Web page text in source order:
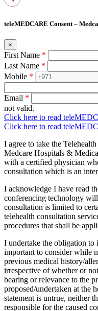
teleMEDCARE Consent –
×
First Name *
Last Name *
Mobile *
Email *
not valid.
Click here to read
Click here to read
I agree to take the
Medcare Hospitals &
with a certified physician
consultation which is an
I acknowledge I have read
conferencing technology
consultation is limited to
telehealth consultation
procedures that shall be
I undertake the obligation to
important to consider while
previous medical history/
irrespective of whether or
bearing or relevance to the
proposed/undertaken at the
statement is untrue, neither
responsible for the caused